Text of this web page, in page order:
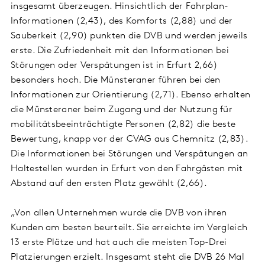
insgesamt überzeugen. Hinsichtlich der Fahrplan-
Informationen (2,43), des Komforts (2,88) und der
Sauberkeit (2,90) punkten die DVB und werden jeweils
erste. Die Zufriedenheit mit den Informationen bei
Störungen oder Verspätungen ist in Erfurt 2,66)
besonders hoch. Die Münsteraner führen bei den
Informationen zur Orientierung (2,71). Ebenso erhalten
die Münsteraner beim Zugang und der Nutzung für
mobilitätsbeeinträchtigte Personen (2,82) die beste
Bewertung, knapp vor der CVAG aus Chemnitz (2,83).
Die Informationen bei Störungen und Verspätungen an
Haltestellen wurden in Erfurt von den Fahrgästen mit
Abstand auf den ersten Platz gewählt (2,66).
„Von allen Unternehmen wurde die DVB von ihren
Kunden am besten beurteilt. Sie erreichte im Vergleich
13 erste Plätze und hat auch die meisten Top-Drei
Platzierungen erzielt. Insgesamt steht die DVB 26 Mal